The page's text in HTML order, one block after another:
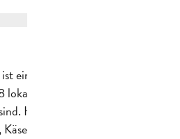
eine gemeinschaftliche
Erzeuger
Hier finden Sie Obst und